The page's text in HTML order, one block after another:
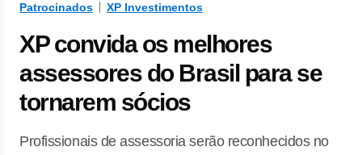
Patrocinados XP Investimentos
XP convida os melhores
assessores do Brasil para se
tornarem sócios
Profissionais de assessoria serão reconhecidos no